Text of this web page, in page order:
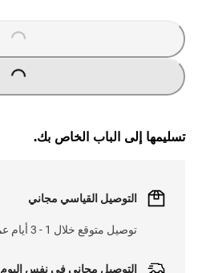
L
.
L
.
تسليمها إلى الباب الخاص بك.
التوصيل القياسي مجاني
توصيل متوقع خلال 1 - 3 أيام عم على 25 د.ك
التوصيل مجاني في نفس اليوم